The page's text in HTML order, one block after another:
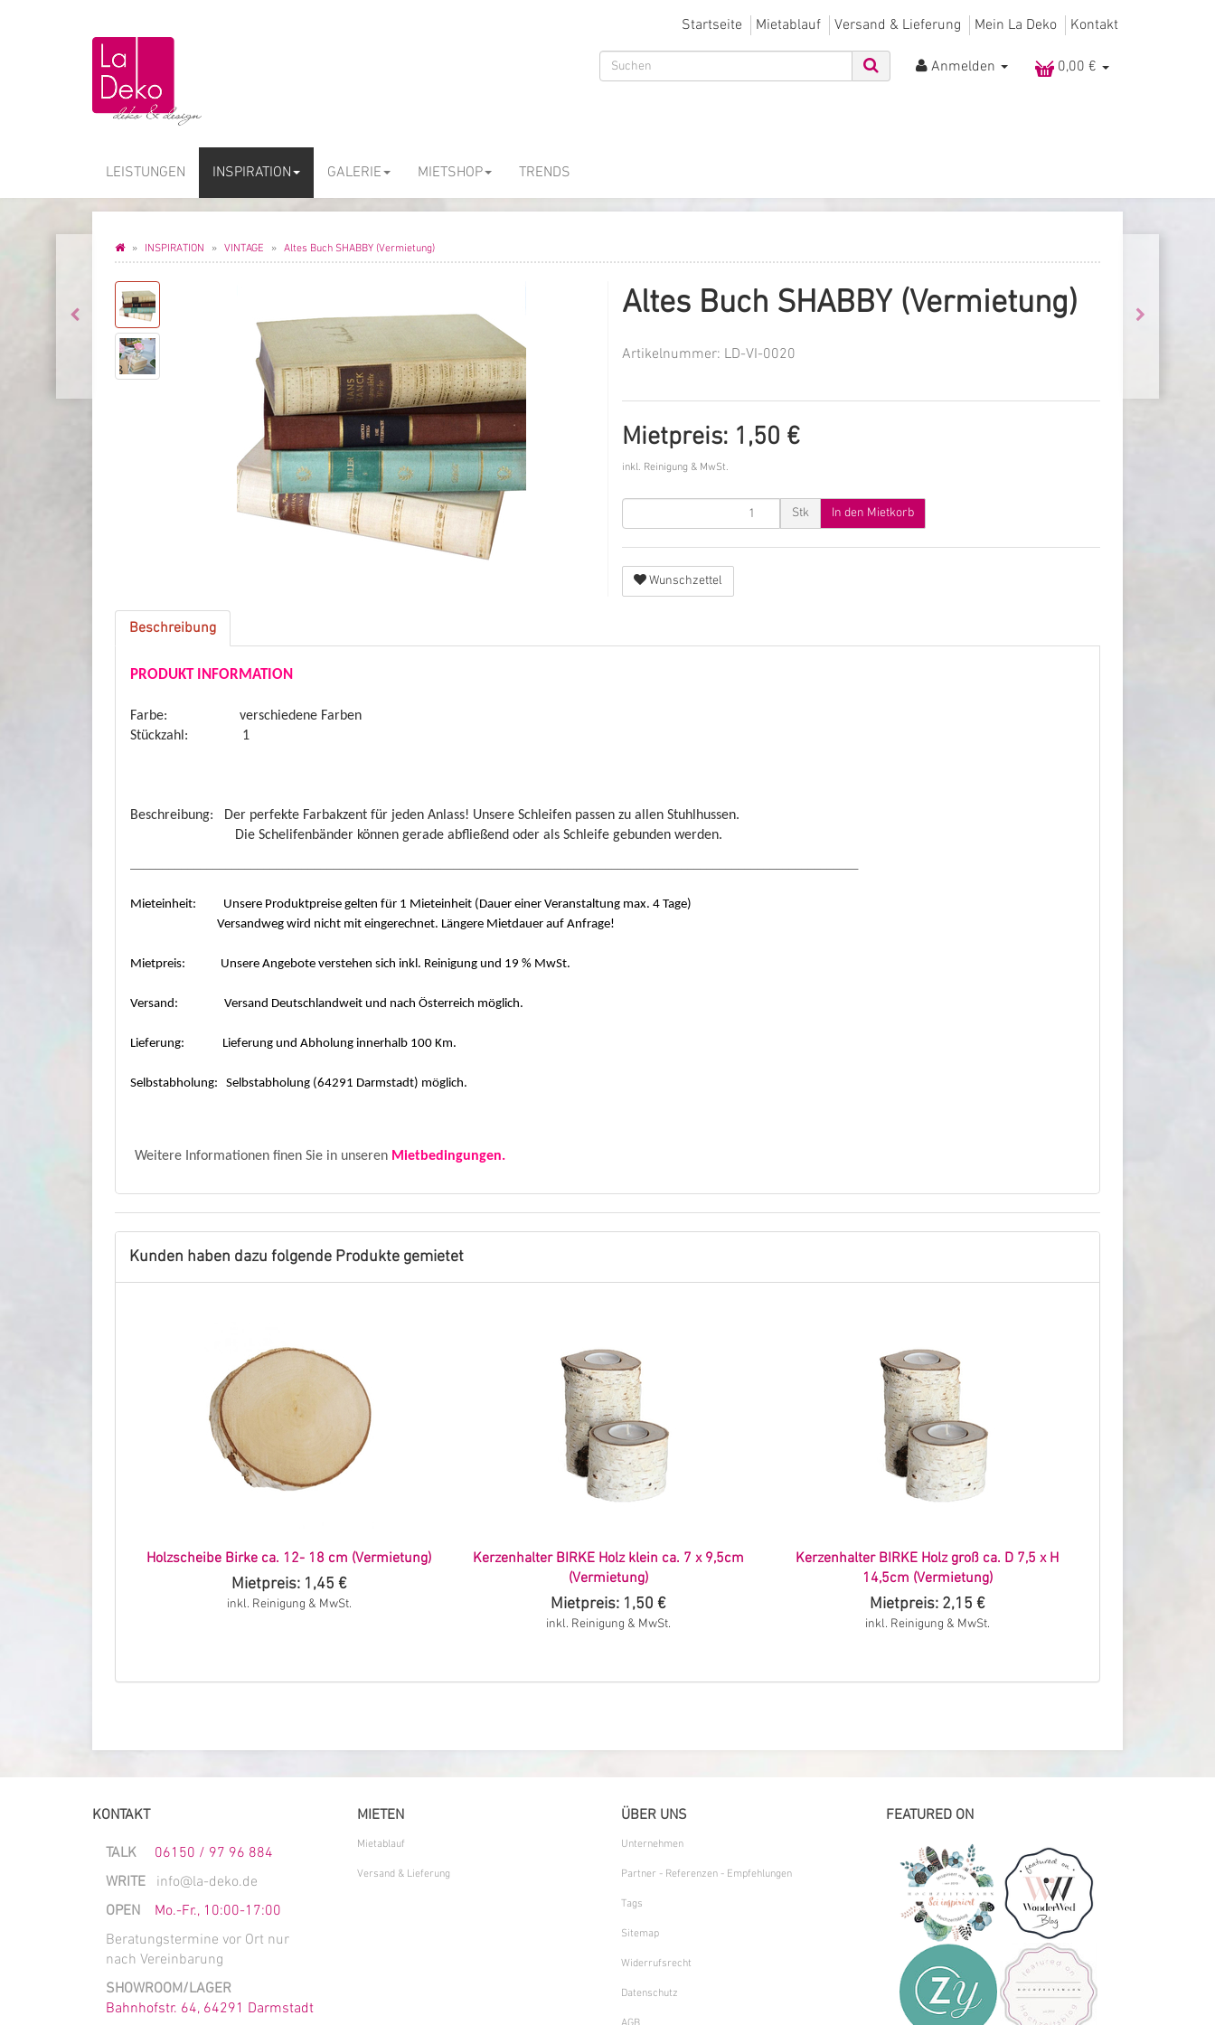
Startseite Mietablauf Versand & Lieferung Mein La Deko Kontakt
Anmelden 0,00 €
LEISTUNGEN INSPIRATION GALERIE MIETSHOP TRENDS
INSPIRATION VINTAGE Altes Buch SHABBY (Vermietung)
Altes Buch SHABBY (Vermietung)
Artikelnummer: LD-VI-0020
Mietpreis: 1,50 €
inkl. Reinigung & MwSt.
Stk In den Mietkorb
Wunschzettel
Beschreibung
PRODUKT INFORMATION
Farbe: verschiedene Farben
Stückzahl: 1
Beschreibung: Der perfekte Farbakzent für jeden Anlass! Unsere Schleifen passen zu allen Stuhlhussen.
Die Schelifenbänder können gerade abfließend oder als Schleife gebunden werden.
Mieteinheit: Unsere Produktpreise gelten für 1 Mieteinheit (Dauer einer Veranstaltung max. 4 Tage)
Versandweg wird nicht mit eingerechnet. Längere Mietdauer auf Anfrage!
Mietpreis: Unsere Angebote verstehen sich inkl. Reinigung und 19 % MwSt.
Versand: Versand Deutschlandweit und nach Österreich möglich.
Lieferung: Lieferung und Abholung innerhalb 100 Km.
Selbstabholung: Selbstabholung (64291 Darmstadt) möglich.
Weitere Informationen finen Sie in unseren Mietbedingungen.
Kunden haben dazu folgende Produkte gemietet
Holzscheibe Birke ca. 12- 18 cm (Vermietung)
Mietpreis: 1,45 €
inkl. Reinigung & MwSt.
Kerzenhalter BIRKE Holz klein ca. 7 x 9,5cm
(Vermietung)
Mietpreis: 1,50 €
inkl. Reinigung & MwSt.
Kerzenhalter BIRKE Holz groß ca. D 7,5 x H
14,5cm (Vermietung)
Mietpreis: 2,15 €
inkl. Reinigung & MwSt.
KONTAKT
TALK 06150 / 97 96 884
WRITE info@la-deko.de
OPEN Mo.-Fr., 10:00-17:00
Beratungstermine vor Ort nur
nach Vereinbarung
SHOWROOM/LAGER
Bahnhofstr. 64, 64291 Darmstadt
MIETEN
Mietablauf
Versand & Lieferung
ÜBER UNS
Unternehmen
Partner - Referenzen - Empfehlungen
Tags
Sitemap
Widerrufsrecht
Datenschutz
FEATURED ON